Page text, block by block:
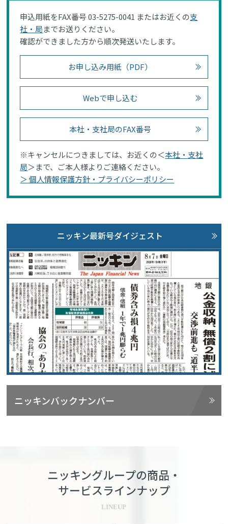
申込用紙をFAX番号 03-5275-0041 またはお近くの支
社・局までお送りください。
確認ができました方から順次発送いたします。
お申し込み用紙（PDF）
Webで申し込む
本社・支社局のFAX番号
※キャンセルにつきましては、お近くの＜本社・支社
局＞まで、ご本人様よりご連絡ください。
＞ 個人情報保護方針・プライバシーポリシー
ニッキン最新号ダイジェスト
ニッキンバックナンバー
ニッキングループの商品・
サービスラインナップ
LINEUP